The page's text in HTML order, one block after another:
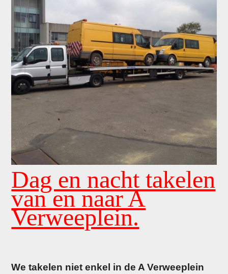
Dag en nacht takelen
van en naar A
Verweeplein.
We takelen niet enkel in de A Verweeplein